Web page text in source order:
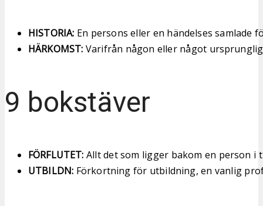
HISTORIA: En persons eller en händelses samlade
HÄRKOMST: Varifrån någon eller något
9 bokstäver
FÖRFLUTET: Allt det som ligger bakom en person i
UTBILDN: Förkortning för utbildning, en vanlig